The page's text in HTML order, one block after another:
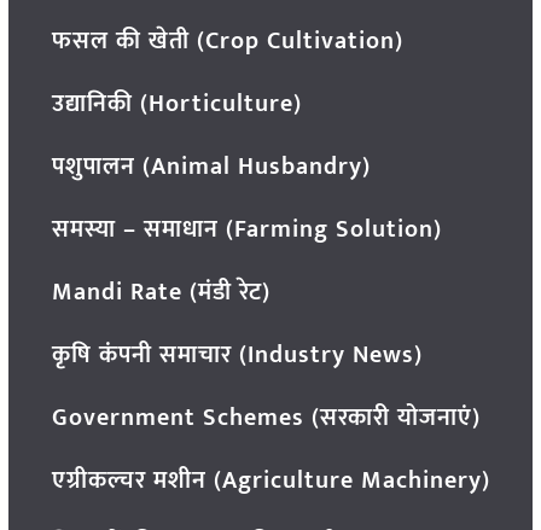
फसल की खेती (Crop Cultivation)
उद्यानिकी (Horticulture)
पशुपालन (Animal Husbandry)
समस्या – समाधान (Farming Solution)
Mandi Rate (मंडी रेट)
कृषि कंपनी समाचार (Industry News)
Government Schemes (सरकारी योजनाएं)
एग्रीकल्चर मशीन (Agriculture Machinery)